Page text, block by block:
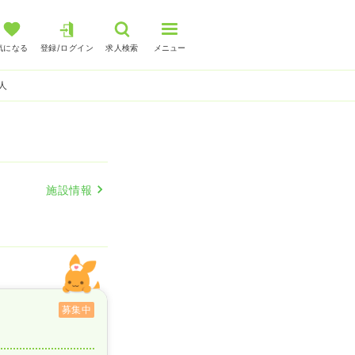
になる 登録/ログイン 求人検索 メニュー
施設情報
募集中